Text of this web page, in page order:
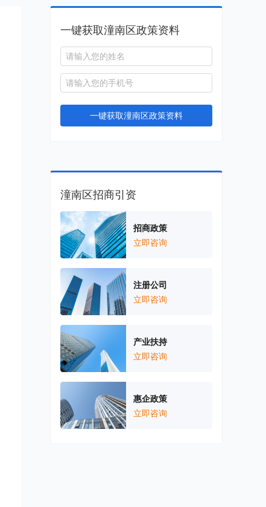
一键获取潼南区政策资料
一键获取潼南区政策资料
潼南区招商引资
招商政策
立即咨询
注册公司
立即咨询
产业扶持
立即咨询
惠企政策
立即咨询